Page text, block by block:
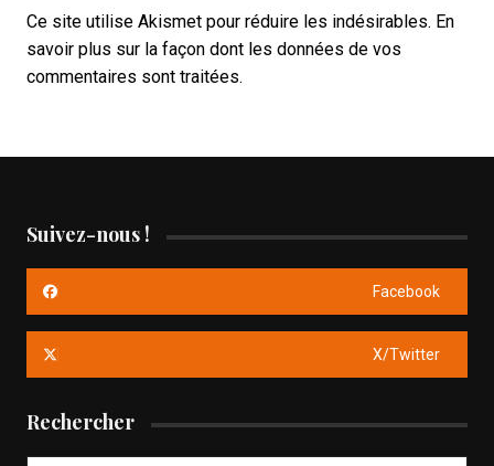
Ce site utilise Akismet pour réduire les indésirables. En
savoir plus sur la façon dont les données de vos
commentaires sont traitées.
Suivez-nous !
Facebook
X/Twitter
Rechercher